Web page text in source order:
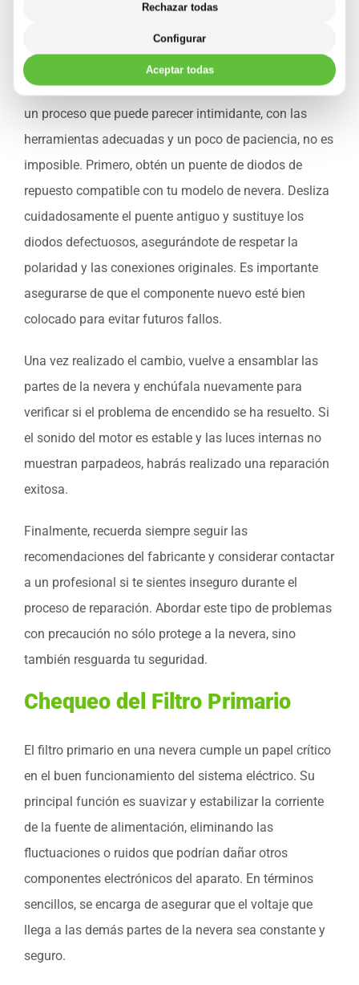
Si identificas un diodo defectuoso, necesitarás
reemplazar el puente de diodos completo. Aunque es
un proceso que puede parecer intimidante, con las
herramientas adecuadas y un poco de paciencia, no es
imposible. Primero, obtén un puente de diodos de
repuesto compatible con tu modelo de nevera. Desliza
cuidadosamente el puente antiguo y sustituye los
diodos defectuosos, asegurándote de respetar la
polaridad y las conexiones originales. Es importante
asegurarse de que el componente nuevo esté bien
colocado para evitar futuros fallos.
Una vez realizado el cambio, vuelve a ensamblar las
partes de la nevera y enchúfala nuevamente para
verificar si el problema de encendido se ha resuelto. Si
el sonido del motor es estable y las luces internas no
muestran parpadeos, habrás realizado una reparación
exitosa.
Finalmente, recuerda siempre seguir las
recomendaciones del fabricante y considerar contactar
a un profesional si te sientes inseguro durante el
proceso de reparación. Abordar este tipo de problemas
con precaución no sólo protege a la nevera, sino
también resguarda tu seguridad.
Chequeo del Filtro Primario
El filtro primario en una nevera cumple un papel crítico
en el buen funcionamiento del sistema eléctrico. Su
principal función es suavizar y estabilizar la corriente
de la fuente de alimentación, eliminando las
fluctuaciones o ruidos que podrían dañar otros
componentes electrónicos del aparato. En términos
sencillos, se encarga de asegurar que el voltaje que
llega a las demás partes de la nevera sea constante y
seguro.
Rechazar todas
Configurar
Aceptar todas